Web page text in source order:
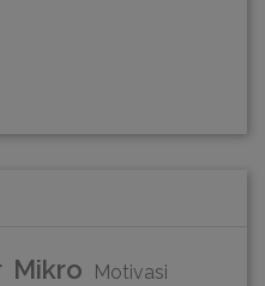
Mikro Motivasi